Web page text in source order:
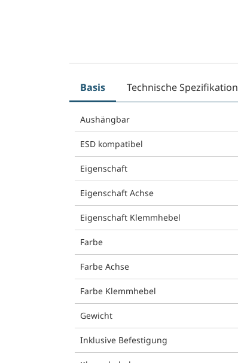
Basis Technische Spezifikation
Aushängbar
ESD kompatibel
Eigenschaft
Eigenschaft Achse
Eigenschaft Klemmhebel
Farbe
Farbe Achse
Farbe Klemmhebel
Gewicht
Inklusive Befestigung